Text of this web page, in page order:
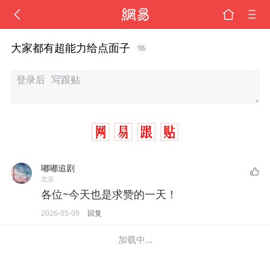
大家都有超能力给点面子
嘟嘟追剧
北京
各位~今天也是求赞的一天！
2026-05-09 回复
加载中...